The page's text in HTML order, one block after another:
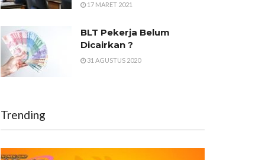
17 MARET 2021
BLT Pekerja Belum
Dicairkan ?
31 AGUSTUS 2020
Trending